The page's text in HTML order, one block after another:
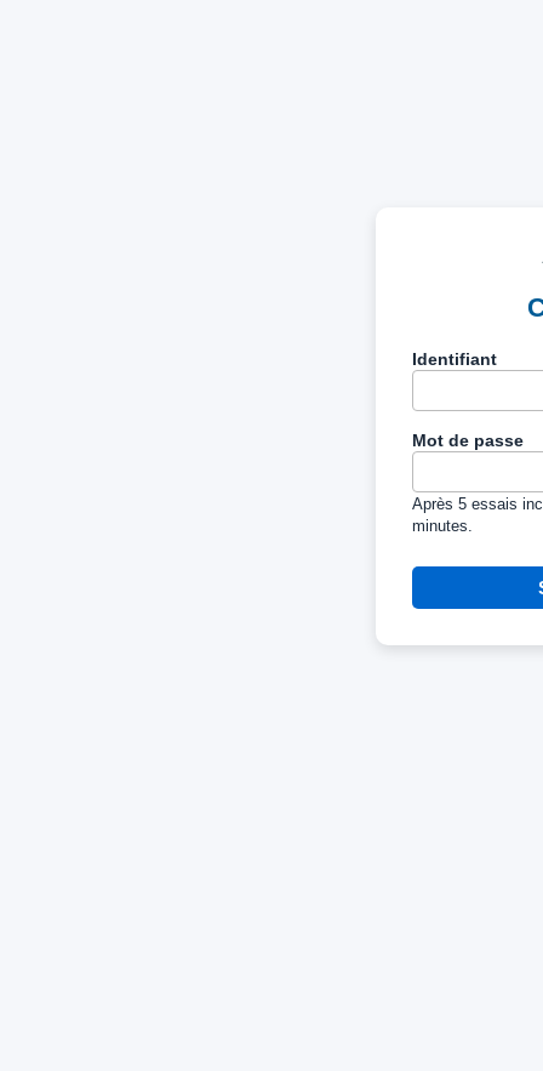
Identifiant
Mot de passe
Après 5 essais
minutes.